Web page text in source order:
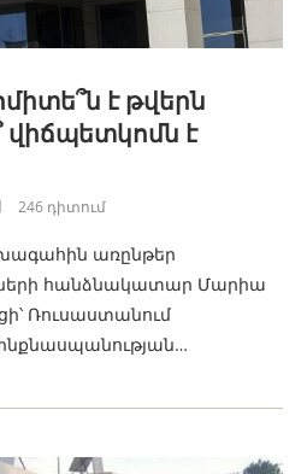
է թվերն
վիճպետկոմն է
246 դիտում
առընթեր
հանձնակատար Մարիա
Ռուսաստանում